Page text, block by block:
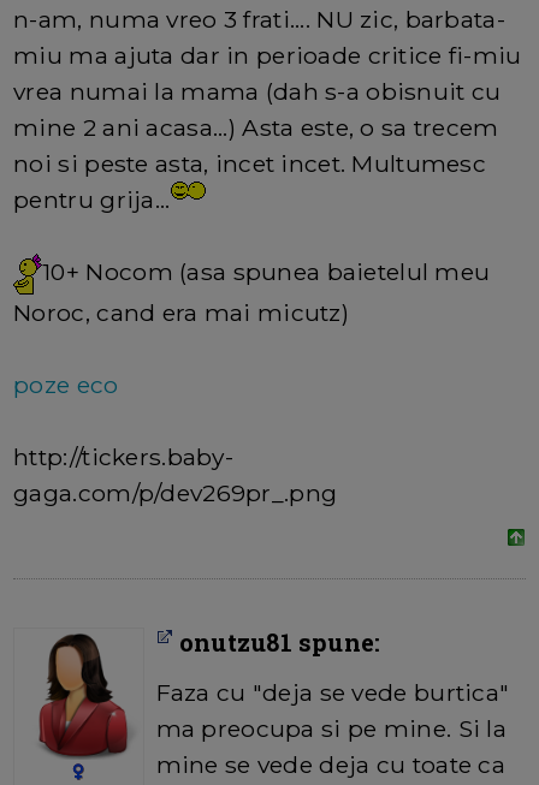
n-am, numa vreo 3 frati.... NU zic, barbata-
miu ma ajuta dar in perioade critice fi-miu
vrea numai la mama (dah s-a obisnuit cu
mine 2 ani acasa...) Asta este, o sa trecem
noi si peste asta, incet incet. Multumesc
pentru grija...
10+ Nocom (asa spunea baietelul meu
Noroc, cand era mai micutz)
poze eco
http://tickers.baby-
gaga.com/p/dev269pr_.png
onutzu81 spune:
Faza cu "deja se vede burtica"
ma preocupa si pe mine. Si la
mine se vede deja cu toate ca